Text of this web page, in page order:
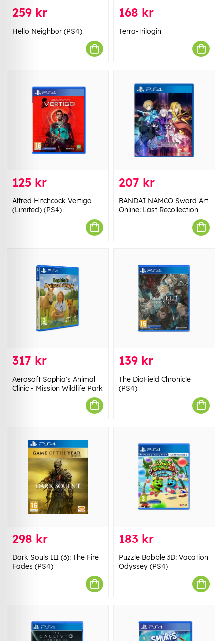
259 kr
Hello Neighbor (PS4)
168 kr
Terra-trilogin
125 kr
Alfred Hitchcock Vertigo
(Limited) (PS4)
207 kr
BANDAI NAMCO Sword Art
Online: Last Recollection
317 kr
Aerosoft Sophia's Animal
Clinic - Mission Wildlife Park
139 kr
The DioField Chronicle
(PS4)
298 kr
Dark Souls III (3): The Fire
Fades (PS4)
183 kr
Puzzle Bobble 3D: Vacation
Odyssey (PS4)